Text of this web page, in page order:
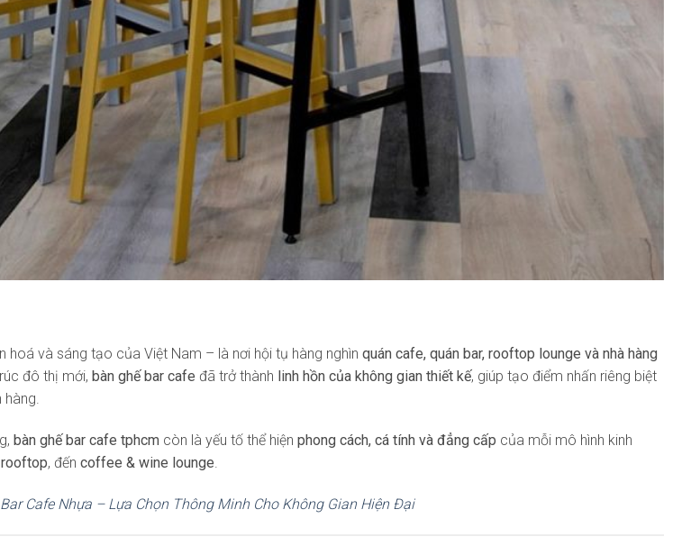
hoá và sáng tạo của Việt Nam – là nơi hội tụ hàng nghìn quán cafe, quán bar, rooftop lounge và nhà hàng
đô thị mới, bàn ghế bar cafe đã trở thành linh hồn của không gian thiết kế, giúp tạo điểm nhấn riêng biệt
hàng.
bàn ghế bar cafe tphcm còn là yếu tố thể hiện phong cách, cá tính và đẳng cấp của mỗi mô hình kinh
rooftop, đến coffee & wine lounge.
Cafe Nhựa – Lựa Chọn Thông Minh Cho Không Gian Hiện Đại